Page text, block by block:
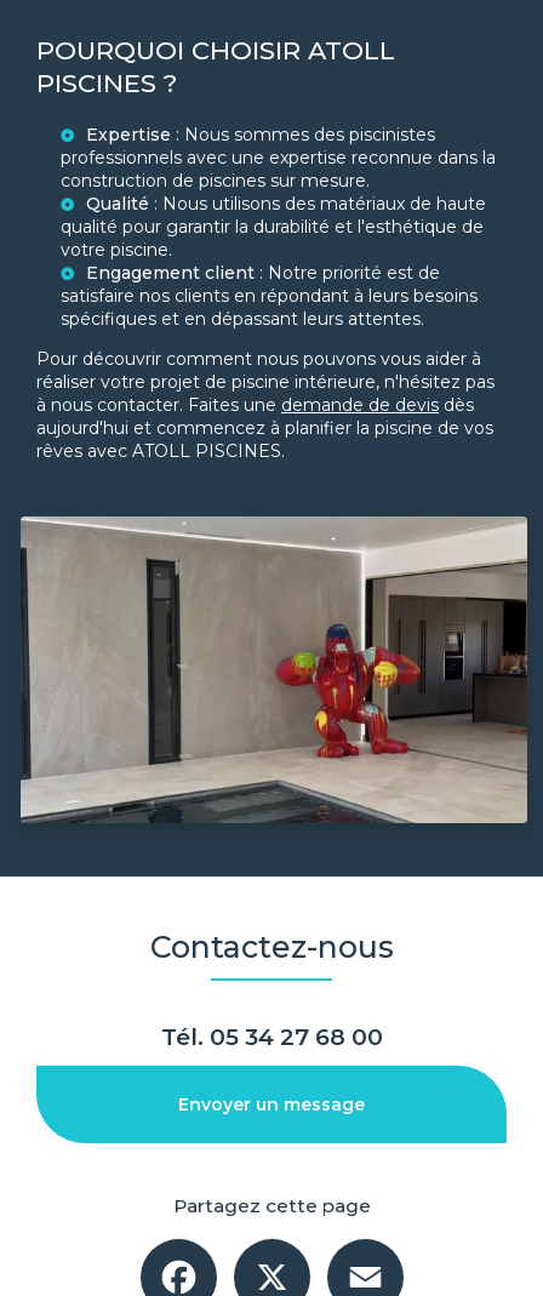
POURQUOI CHOISIR ATOLL
PISCINES ?
Expertise : Nous sommes des piscinistes
professionnels avec une expertise reconnue dans la
construction de piscines sur mesure.
Qualité : Nous utilisons des matériaux de haute
qualité pour garantir la durabilité et l'esthétique de
votre piscine.
Engagement client : Notre priorité est de
satisfaire nos clients en répondant à leurs besoins
spécifiques et en dépassant leurs attentes.
Pour découvrir comment nous pouvons vous aider à
réaliser votre projet de piscine intérieure, n'hésitez pas
à nous contacter. Faites une demande de devis dès
aujourd'hui et commencez à planifier la piscine de vos
rêves avec ATOLL PISCINES.
Contactez-nous
Tél. 05 34 27 68 00
Envoyer un message
Partagez cette page
Facebook